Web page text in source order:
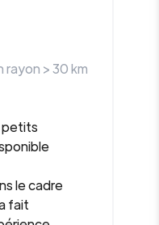
rayon >30km
petits
le cadre
fait